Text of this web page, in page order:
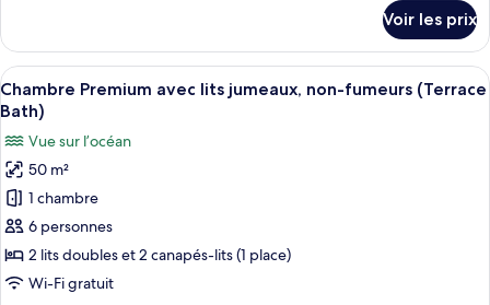
non-
fumeurs
(Terrace
Bath,
with
Open-
air
Bath)
le
type
de
chambre
Chambre
avec
lits
jumeaux,
non-
fumeurs
Bath,
with
Voir les prix
Afficher
toutes
photos
pour
ce
type
de
chambre :
Une chambre d’hôtel avec deux lits,
15
Chambre Premium avec lits jumeaux, non-fumeurs (Terrace
Bath)
Vue sur l’océan
50 m²
1 chambre
6 personnes
2 lits doubles et 2 canapés-lits (1 place)
Wi-Fi gratuit